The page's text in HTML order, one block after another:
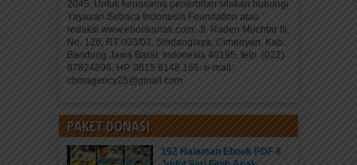
2045. Untuk kerjasama penerbitan silakan hubungi
Yayasan Sebaca Indonesia Foundation atau
redaksi www.ebookanak.com: Jl. Raden Mochtar III,
No. 126, RT 003/02, Sindanglaya, Cimenyan, Kab.
Bandung Jawa Barat, Indonesia 40195, telp. (022)
87824898, HP. 0815 6148 165. e-mail:
cbmagency25@gmail.com
PAKET DONASI
192 Halaman Ebook PDF 8